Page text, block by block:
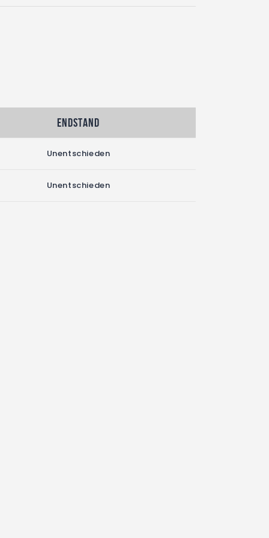
Endstand
Unentschieden
Unentschieden